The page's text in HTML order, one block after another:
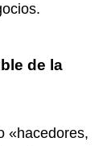
de la
«hacedores,